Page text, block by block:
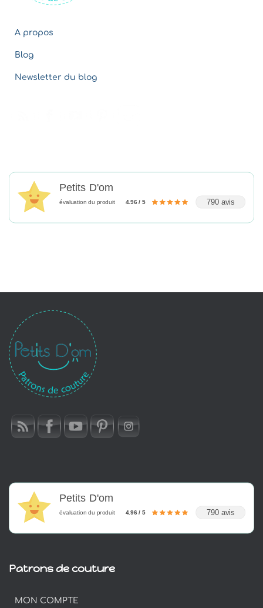
A propos
Blog
Newsletter du blog
Petits D'om
évaluation du produit 4.96 / 5 790 avis
Petits D'om
évaluation du produit 4.96 / 5 790 avis
Patrons de couture
MON COMPTE